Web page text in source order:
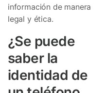
información de manera
legal y ética.
¿Se puede
saber la
identidad de